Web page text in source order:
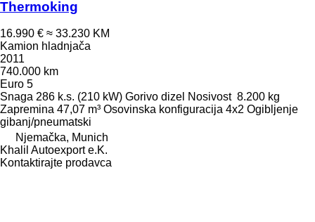
Thermoking
16.990 € ≈ 33.230 KM
Kamion hladnjača
2011
740.000 km
Euro 5
Snaga 286 k.s. (210 kW) Gorivo dizel Nosivost 8.200 kg
Zapremina 47,07 m³ Osovinska konfiguracija 4x2 Ogibljenje
gibanj/pneumatski
Njemačka, Munich
Khalil Autoexport e.K.
Kontaktirajte prodavca